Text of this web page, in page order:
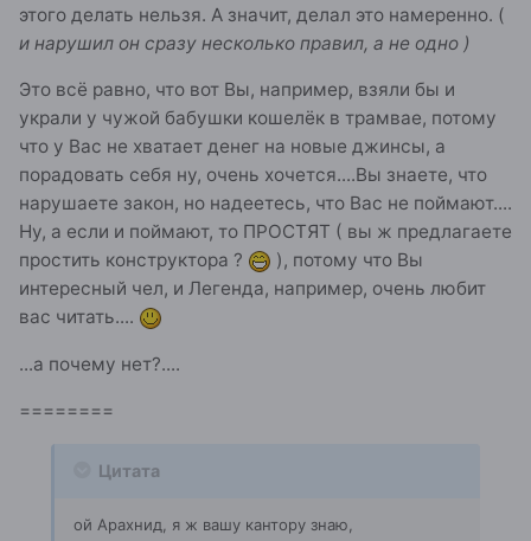
этого делать нельзя. А значит, делал это намеренно. (
и нарушил он сразу несколько правил, а не одно )
Это всё равно, что вот Вы, например, взяли бы и
украли у чужой бабушки кошелёк в трамвае, потому
что у Вас не хватает денег на новые джинсы, а
порадовать себя ну, очень хочется....Вы знаете, что
нарушаете закон, но надеетесь, что Вас не поймают....
Ну, а если и поймают, то ПРОСТЯТ ( вы ж предлагаете
простить конструктора ?
), потому что Вы
интересный чел, и Легенда, например, очень любит
вас читать....
...а почему нет?....
========
Цитата
ой Арахнид, я ж вашу кантору знаю,